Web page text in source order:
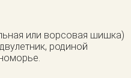
или ворсовая шишка)
родиной